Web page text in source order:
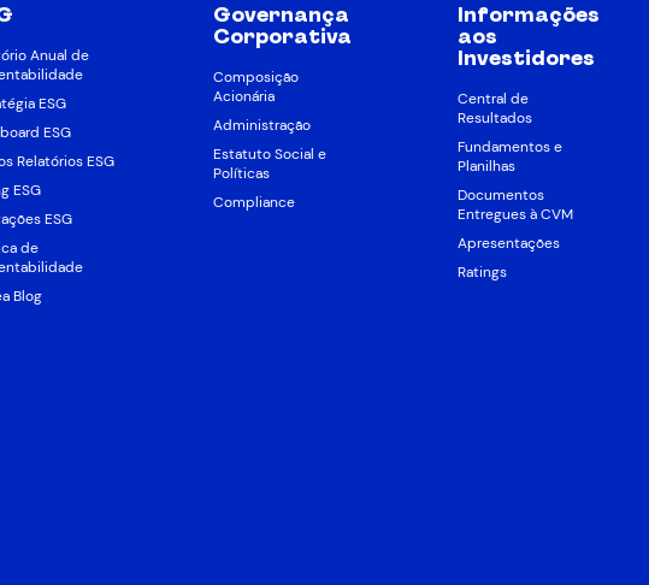
Anual de
ESG
ESG
Relatórios ESG
ESG
ESG
de
Blog
Governança
Corporativa
Composição
Acionária
Administração
Estatuto Social e
Políticas
Compliance
Informações
aos
Investidores
Central de
Resultados
Fundamentos e
Planilhas
Documentos
Entregues à CVM
Apresentações
Ratings